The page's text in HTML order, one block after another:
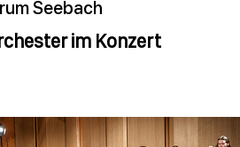
Seebach
im Konzert